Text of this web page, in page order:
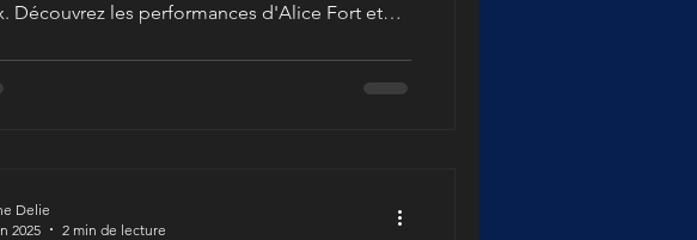
Découvrez les performances d'Alice Fort et
pour poneys.
Delie
2025
2 min de lecture